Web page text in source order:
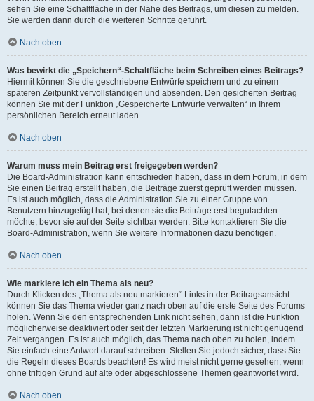
sehen Sie eine Schaltfläche in der Nähe des Beitrags, um diesen zu melden.
Sie werden dann durch die weiteren Schritte geführt.
Nach oben
Was bewirkt die „Speichern“-Schaltfläche beim Schreiben eines Beitrags?
Hiermit können Sie die geschriebene Entwürfe speichern und zu einem
späteren Zeitpunkt vervollständigen und absenden. Den gesicherten Beitrag
können Sie mit der Funktion „Gespeicherte Entwürfe verwalten“ in Ihrem
persönlichen Bereich erneut laden.
Nach oben
Warum muss mein Beitrag erst freigegeben werden?
Die Board-Administration kann entschieden haben, dass in dem Forum, in dem
Sie einen Beitrag erstellt haben, die Beiträge zuerst geprüft werden müssen.
Es ist auch möglich, dass die Administration Sie zu einer Gruppe von
Benutzern hinzugefügt hat, bei denen sie die Beiträge erst begutachten
möchte, bevor sie auf der Seite sichtbar werden. Bitte kontaktieren Sie die
Board-Administration, wenn Sie weitere Informationen dazu benötigen.
Nach oben
Wie markiere ich ein Thema als neu?
Durch Klicken des „Thema als neu markieren“-Links in der Beitragsansicht
können Sie das Thema wieder ganz nach oben auf die erste Seite des Forums
holen. Wenn Sie den entsprechenden Link nicht sehen, dann ist die Funktion
möglicherweise deaktiviert oder seit der letzten Markierung ist nicht genügend
Zeit vergangen. Es ist auch möglich, das Thema nach oben zu holen, indem
Sie einfach eine Antwort darauf schreiben. Stellen Sie jedoch sicher, dass Sie
die Regeln dieses Boards beachten! Es wird meist nicht gerne gesehen, wenn
ohne triftigen Grund auf alte oder abgeschlossene Themen geantwortet wird.
Nach oben